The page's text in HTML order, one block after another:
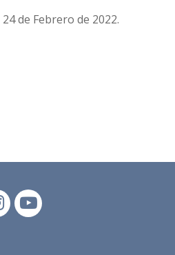
24 de Febrero de 2022.